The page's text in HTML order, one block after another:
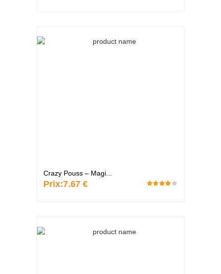
Crazy Pouss – Magi...
Prix:7.67 €